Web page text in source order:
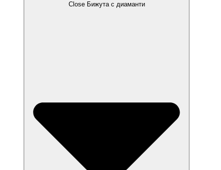
Close Бижута с диаманти